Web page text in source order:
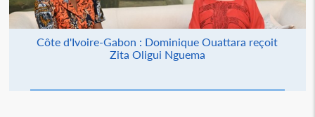
Côte d'Ivoire-Gabon : Dominique Ouattara reçoit
Zita Oligui Nguema